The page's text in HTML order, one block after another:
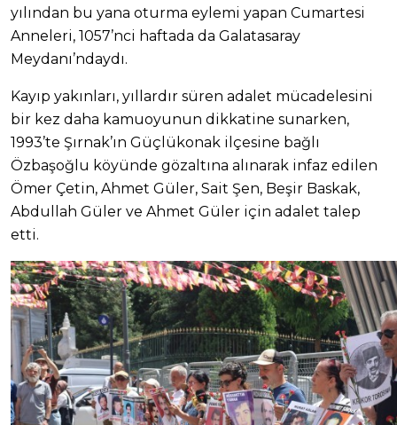
yılından bu yana oturma eylemi yapan Cumartesi
Anneleri, 1057’nci haftada da Galatasaray
Meydanı’ndaydı.
Kayıp yakınları, yıllardır süren adalet mücadelesini
bir kez daha kamuoyunun dikkatine sunarken,
1993’te Şırnak’ın Güçlükonak ilçesine bağlı
Özbaşoğlu köyünde gözaltına alınarak infaz edilen
Ömer Çetin, Ahmet Güler, Sait Şen, Beşir Baskak,
Abdullah Güler ve Ahmet Güler için adalet talep
etti.